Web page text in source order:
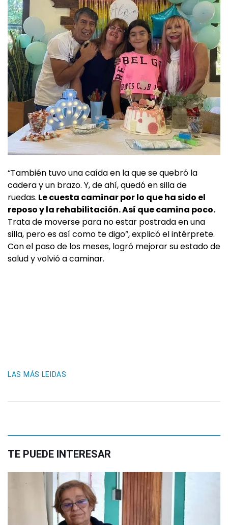
“También tuvo una caída en la que se quebró la
cadera y un brazo. Y, de ahí, quedó en silla de
ruedas. Le cuesta caminar por lo que ha sido el
reposo y la rehabilitación. Así que camina poco.
Trata de moverse para no estar postrada en una
silla, pero es así como te digo”, explicó el intérprete.
Con el paso de los meses, logró mejorar su estado de
salud y volvió a caminar.
LAS MÁS LEIDAS
TE PUEDE INTERESAR